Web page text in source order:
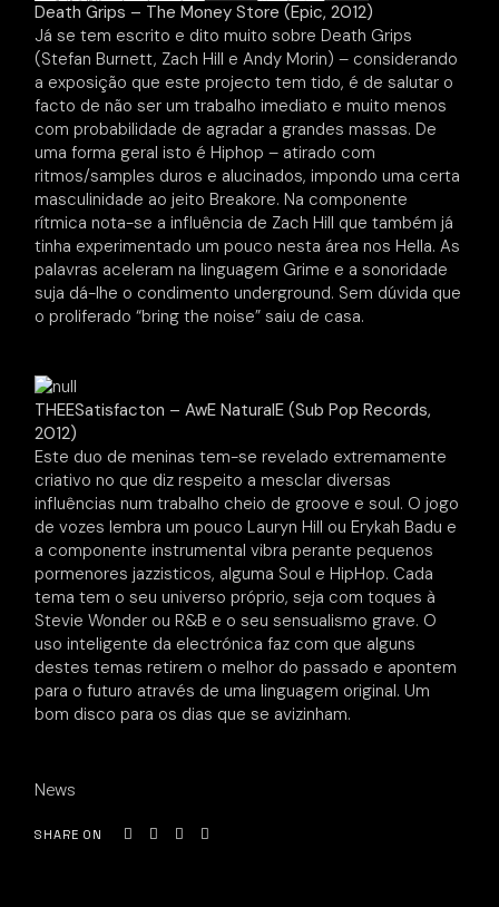
Death Grips – The Money Store (Epic, 2012)
Já se tem escrito e dito muito sobre Death Grips
(Stefan Burnett, Zach Hill e Andy Morin) – considerando
a exposição que este projecto tem tido, é de salutar o
facto de não ser um trabalho imediato e muito menos
com probabilidade de agradar a grandes massas. De
uma forma geral isto é Hiphop – atirado com
ritmos/samples duros e alucinados, impondo uma certa
masculinidade ao jeito Breakore. Na componente
rítmica nota-se a influência de Zach Hill que também já
tinha experimentado um pouco nesta área nos Hella. As
palavras aceleram na linguagem Grime e a sonoridade
suja dá-lhe o condimento underground. Sem dúvida que
o proliferado “bring the noise” saiu de casa.
THEESatisfacton – AwE NaturalE (Sub Pop Records,
2012)
Este duo de meninas tem-se revelado extremamente
criativo no que diz respeito a mesclar diversas
influências num trabalho cheio de groove e soul. O jogo
de vozes lembra um pouco Lauryn Hill ou Erykah Badu e
a componente instrumental vibra perante pequenos
pormenores jazzisticos, alguma Soul e HipHop. Cada
tema tem o seu universo próprio, seja com toques à
Stevie Wonder ou R&B e o seu sensualismo grave. O
uso inteligente da electrónica faz com que alguns
destes temas retirem o melhor do passado e apontem
para o futuro através de uma linguagem original. Um
bom disco para os dias que se avizinham.
News
SHARE ON